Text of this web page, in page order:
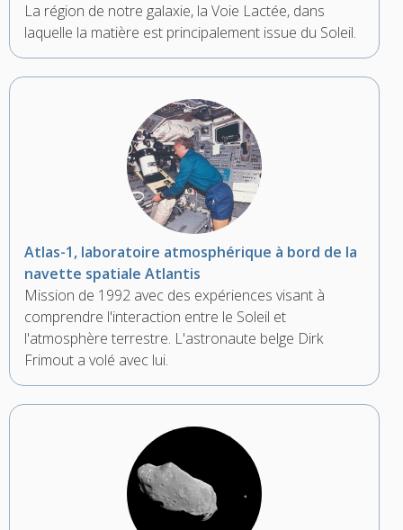
La région de notre galaxie, la Voie Lactée, dans
laquelle la matière est principalement issue du Soleil.
Atlas-1, laboratoire atmosphérique à bord de la
navette spatiale Atlantis
Mission de 1992 avec des expériences visant à
comprendre l'interaction entre le Soleil et
l'atmosphère terrestre. L'astronaute belge Dirk
Frimout a volé avec lui.